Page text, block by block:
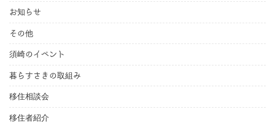
お知らせ
その他
須崎のイベント
暮らすさきの取組み
移住相談会
移住者紹介